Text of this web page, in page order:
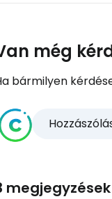
még
bármilyen
megjegyzések